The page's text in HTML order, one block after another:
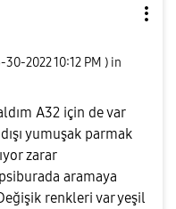
30-202210:12 PM ) in
A32 için de var
yumuşak parmak
zarar
aramaya
renkleri var yeşil